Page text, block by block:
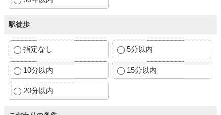
駅徒歩
指定なし 5分以内
10分以内 15分以内
20分以内